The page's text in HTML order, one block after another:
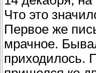
Что это
Первое же
мрачное.
приходилось.